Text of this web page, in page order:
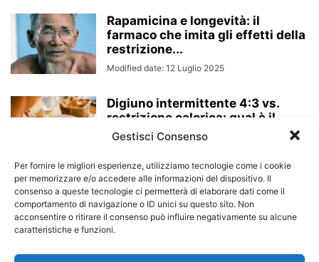
Gestisci Consenso
Per fornire le migliori esperienze, utilizziamo tecnologie come i cookie
per memorizzare e/o accedere alle informazioni del dispositivo. Il
consenso a queste tecnologie ci permetterà di elaborare dati come il
comportamento di navigazione o ID unici su questo sito. Non
acconsentire o ritirare il consenso può influire negativamente su alcune
caratteristiche e funzioni.
Rapamicina e longevità: il
farmaco che imita gli effetti della
restrizione...
Modified date: 12 Luglio 2025
Digiuno intermittente 4:3 vs.
restrizione calorica: qual è il
metodo più...